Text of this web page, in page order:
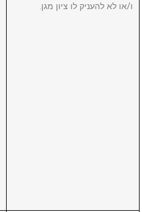
ו/או לא להעניק לו ציון מגן.